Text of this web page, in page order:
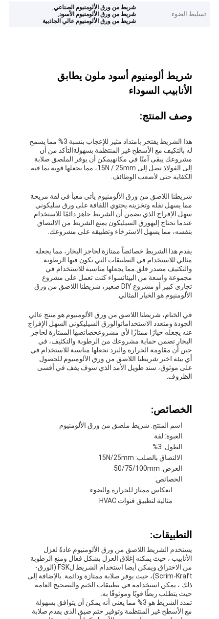
الصفحة الرئيسية
منتجات
معلومات عنا
تسليط الضوء:
شريط من ورق الألومنيوم الصناعي,
شريط من ورق الألومنيوم الأسود,
شريط من ورق الألومنيوم عالي الجاذبية
شريط ألومنيوم أسود ملون يطابق
الأنابيب السوداء
وصف المنتج:
هذا الشريط يفتخر بامتداد مثير للإعجاب بنسبة 3% مما يسمح
له بالتكيف مع الأسطح غير المنتظمة بسهولةالتأكد من أن
مشروعك يبقى آمنًا في مكانهيمكن أن يوفر الملصق صلابة
إلى الفولاذ تصل إلى 15N / 25mm، مما يجعلها قوية بما فيه
الكفاية حتى لأصعب الوظائف.
شريطنا اللاصق من ورق الألومنيوم يأتي معبأ في لفة مريحة
مما يسهل نقله وتخزينه.يحتوي اللفافة على ورق سليكوني
سهل الإفراج الذي يضمن أن الشريط جاهز دائمًا للاستخدام
عندما تحتاج إليهورق السيليكون يمنع الشريط من الالتصاق
بنفسه، مما يسهل الاسترخاء وتطبيقه على مشروعك.
يقدم هذا الشريط خصائصاً ممتازة لحاجز البخار، مما يجعله
مثالي للاستخدام في التطبيقات التي تكون فيها الرطوبة
والتكثيف مصدر قلق.مما يجعلها مناسبة للاستخدام في
مجموعة واسعة من البيئاتسواء كنت تعمل على مشروع
تجاري كبير أو مشروع DIY صغير، شريطنا اللاصق من ورق
الألومنيوم هو الخيار المثالي.
في الختام، شريطنا اللاصق من ورق الألومنيوم هو منتج عالي
الجودة ومتعدد الاستخداماتوالورق السيليكوني السهل الإفراج
عنه يجعله خيارًا ممتازًا لأي مشروعخصائصها الممتازة لحاجز
البخار تضمن حماية مشروعك من الرطوبة والتكثيف، في
حين أن مقاومة الحرارة والبرد تجعلها مناسبة للاستخدام في
أي بيئة.اختر شريطنا اللاصق من ورق الألومنيوم للحصول
على موثوق، سند طويل الأمد الذي سوف يقف في أقسى
الظروف.
الخصائص:
اسم المنتج: شريط ملصق من ورق الألومنيوم
العبوة: لفة
الطول: 3%
الالتصاق بالصلب: 15N/25mm
العرض: 50/75/100mm
الخصائص:
انعكاس ممتاز للحرارة والضوء
مثالية لتطبيق قنوات HVAC
التطبيقات:
يستخدم الشريط اللاصق من ورق الألومنيوم عادةً لعزل
الأنابيب ، حيث يمكنه إغلاق العزل بشكل فعال ومنع الرطوبة
من الاختراق.ويمكن أيضا استخدام الشريط لFSK (الورق-
Scrim-Kraft)، حيث يوفر صلابة ممتازة ودائمة. بالإضافة إلى
ذلك ، يمكن استخدامه في تطبيقات الختم والتصحيح العامة
حيث يتطلب ربطًا قويًا وموثوقًا به.
تمدد الشريط هو 3% مما يعني أنه يمكن أن يتوافق بسهولة
مع الأسطح غير المنتظمة وتوفير ختم ضيق.الذي يقدم صلابة